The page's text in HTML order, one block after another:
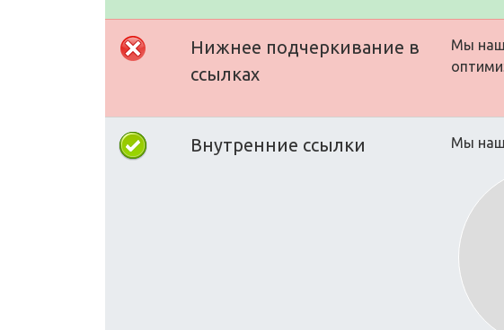
Нижнее подчеркивание в
ссылках
Мы
Внутренние ссылки Мы